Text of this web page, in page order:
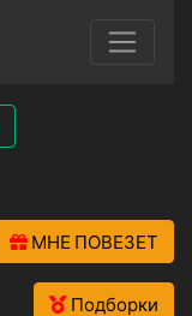
МНЕ ПОВЕЗЕТ
Подборки